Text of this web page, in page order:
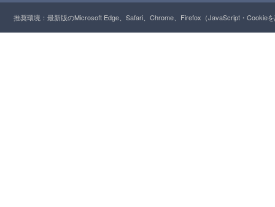
推奨環境：最新版のMicrosoft Edge、Safari、Chrome、Firefox（JavaScript・Cookie